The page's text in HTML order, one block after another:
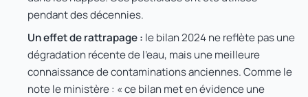
pendant des décennies.
Un effet de rattrapage : le bilan 2024 ne reflète pas une
dégradation récente de l'eau, mais une meilleure
connaissance de contaminations anciennes. Comme le
note le ministère : « ce bilan met en évidence une